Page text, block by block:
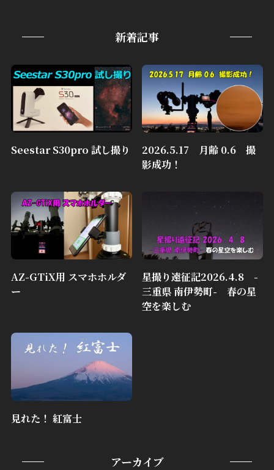
新着記事
Seestar S30pro 試し撮り
2026.5.17 月齢 0.6 撮
影成功！
AZ-GTiX用 スマホホルダ
ー
星撮り遠征記2026.4.8 -
三重県 南伊勢町- 春の星
空を楽しむ
見れた！ 紅富士
アーカイブ